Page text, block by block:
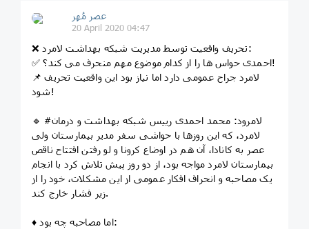
عصر مُهر
20 April 2020 04:47
❌ تحریف واقعیت توسط مدیریت شبکه بهداشت لامرد:
✅ احمدی حواس ها را از کدام موضوع مهم منحرف می کند؟!
📌 لامرد جراح عمومی دارد اما نیاز بود این واقعیت تحریف
شود!
🔹 #لامرود: محمد احمدی رییس شبکه بهداشت و درمان
لامرد، که این روزها با حواشی سفر مدیر بیمارستان ولی
عصر به کانادا، آن هم در اوضاع کرونا و لو رفتن افتتاح ناقص
بیمارستان لامرد مواجه بود، از دو روز پیش تلاش کرد با انجام
یک مصاحبه و انحراف افکار عمومی از این مشکلات، خود را از
زیر فشار خارج کند.
♦️ اما مصاحبه چه بود: